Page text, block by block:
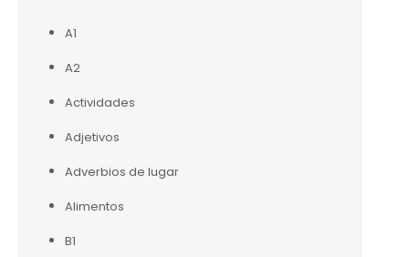
A1
A2
Actividades
Adjetivos
Adverbios de lugar
Alimentos
B1